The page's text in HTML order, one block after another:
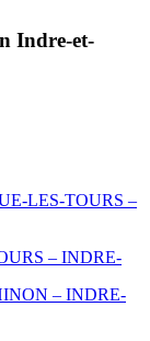
Indre-et-
– INDRE-